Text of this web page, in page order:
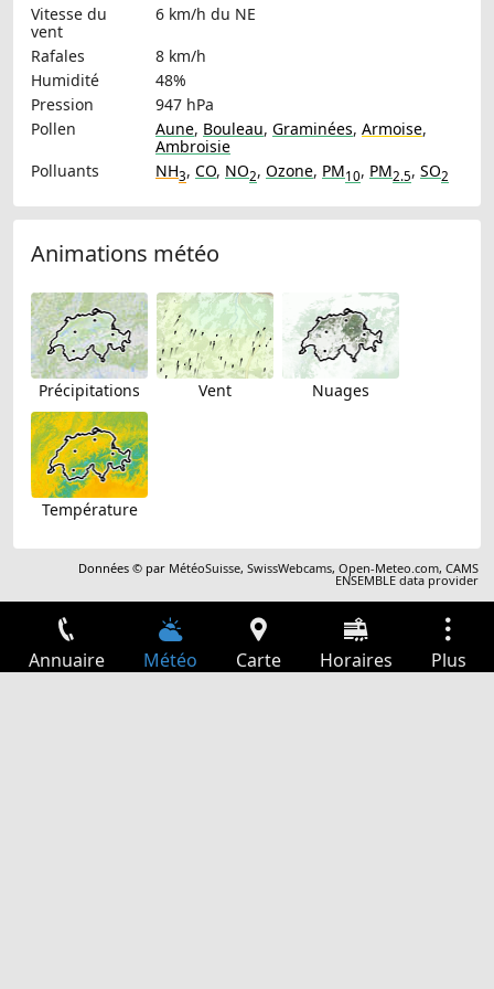
Vitesse du
vent
6 km/h du NE
Rafales
8 km/h
Humidité
48%
Pression
947 hPa
Pollen
Aune, Bouleau, Graminées, Armoise,
Ambroisie
Polluants
NH3, CO, NO2, Ozone, PM10, PM2.5, SO2
Animations météo
Précipitations Vent Nuages
Température
Données © par MétéoSuisse,SwissWebcams,Open-Meteo.com,CAMS
ENSEMBLE data provider
Annuaire Météo Carte Horaires Plus